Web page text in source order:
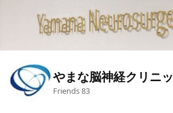
やまな脳神経クリニ
Friends83